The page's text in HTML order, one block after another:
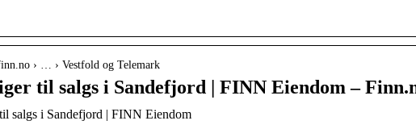
› … › Vestfold og Telemark
til salgs i Sandefjord | FINN Eiendom –
salgs i Sandefjord | FINN Eiendom